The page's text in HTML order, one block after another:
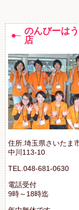
のんびーは
店
住所.埼玉県さいたま
中川113-10
TEL.048-681-0630
電話受付
9時～18時迄